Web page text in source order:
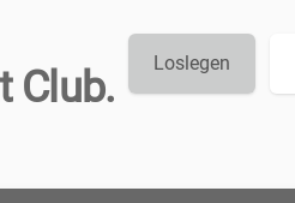
Club.
Loslegen